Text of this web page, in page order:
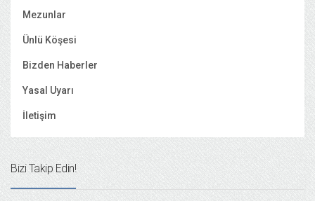
Mezunlar
Ünlü Köşesi
Bizden Haberler
Yasal Uyarı
İletişim
Bizi Takip Edin!